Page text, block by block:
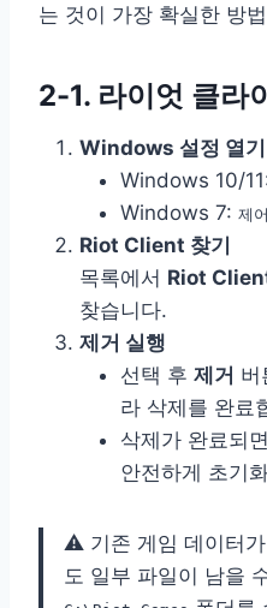
는 것이 가장 확실한 방
2-1. 라이엇 클라
Windows 설정 열기
Windows 10/
Windows 7: 제
Riot Client 찾기
목록에서 Riot
찾습니다.
제거 실행
선택 후 제거 버
라 삭제를 완료
삭제가 완료되
안전하게 초기
⚠️ 기존 게임 데이터
도 일부 파일이 남을